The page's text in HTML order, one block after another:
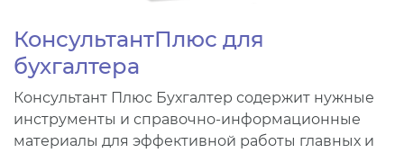
КонсультантПлюс для
бухгалтера
Консультант Плюс Бухгалтер содержит нужные
инструменты и справочно-информационные
материалы для эффективной работы главных и